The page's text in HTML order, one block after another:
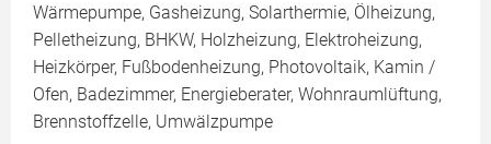
Wärmepumpe, Gasheizung, Solarthermie, Ölheizung,
Pelletheizung, BHKW, Holzheizung, Elektroheizung,
Heizkörper, Fußbodenheizung, Photovoltaik, Kamin /
Ofen, Badezimmer, Energieberater, Wohnraumlüftung,
Brennstoffzelle, Umwälzpumpe